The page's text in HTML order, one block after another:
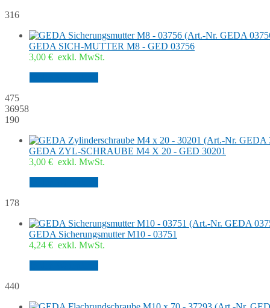
316
GEDA SICH-MUTTER M8 - GED 03756
3,00 € exkl. MwSt.
475
36958
190
GEDA ZYL-SCHRAUBE M4 X 20 - GED 30201
3,00 € exkl. MwSt.
178
GEDA Sicherungsmutter M10 - 03751
4,24 € exkl. MwSt.
440